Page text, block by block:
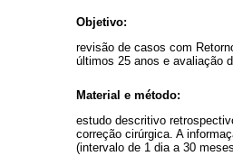
Objetivo:
revisão de casos com
últimos 25 anos e avaliação
Material e método:
estudo descritivo
correção cirúrgica. A
(intervalo de 1 dia a 30